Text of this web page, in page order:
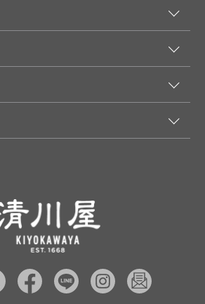
FAQ）
証について（産直品）
（通常品）
料でお届け
共通アプリ
を見る